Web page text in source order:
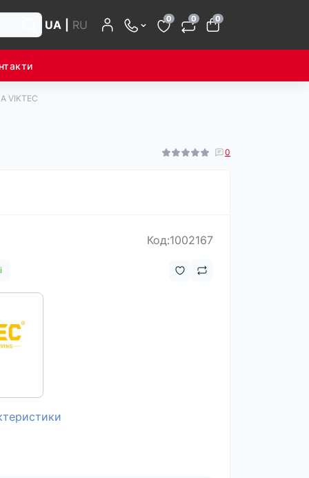
UA RU 0 0 0
VIKTEC
0
Код:1002167